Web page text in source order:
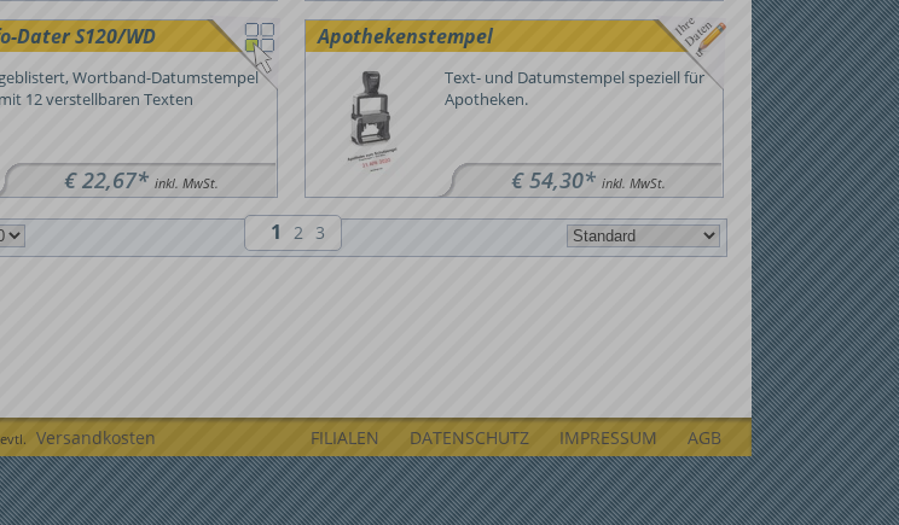
Dater S120/WD
geblistert, Wortband-Datumstempel
mit 12 verstellbaren Texten
€ 22,67* inkl. MwSt.
Apothekenstempel
Text- und Datumstempel speziell für
Apotheken.
€ 54,30* inkl. MwSt.
1 2 3
Versandkosten AGB
IMPRESSUM
DATENSCHUTZ
FILIALEN